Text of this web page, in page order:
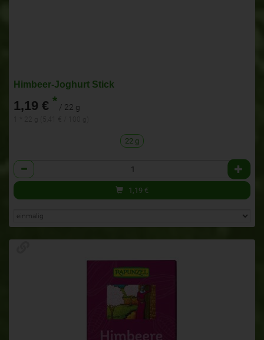
Himbeer-Joghurt Stick
1,19 € * / 22 g
22 g
Anzahl
1,19 €